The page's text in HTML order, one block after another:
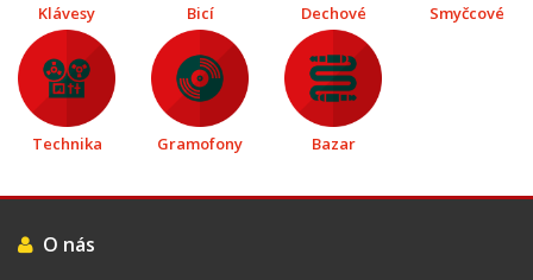
Klávesy Bicí Dechové Smyčcové
Technika Gramofony Bazar
O nás